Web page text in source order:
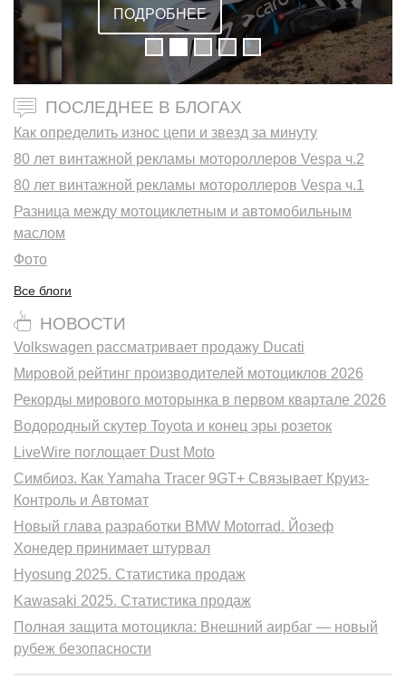
ПОДРОБНЕЕ
ПОСЛЕДНЕЕ В БЛОГАХ
Как определить износ цепи и звезд за минуту
80 лет винтажной рекламы мотороллеров Vespa ч.2
80 лет винтажной рекламы мотороллеров Vespa ч.1
Разница между мотоциклетным и автомобильным
маслом
Фото
Все блоги
НОВОСТИ
Volkswagen рассматривает продажу Ducati
Мировой рейтинг производителей мотоциклов 2026
Рекорды мирового моторынка в первом квартале 2026
Водородный скутер Toyota и конец эры розеток
LiveWire поглощает Dust Moto
Симбиоз. Как Yamaha Tracer 9GT+ Связывает Круиз-
Контроль и Автомат
Новый глава разработки BMW Motorrad. Йозеф
Хонедер принимает штурвал
Hyosung 2025. Статистика продаж
Kawasaki 2025. Статистика продаж
Полная защита мотоцикла: Внешний аирбаг — новый
рубеж безопасности